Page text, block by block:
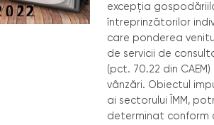
excepţia
întreprinzătorilor
care ponderea
de servicii de
(pct. 70.22 din
vânzări. Obiectul
ai sectorului ÎMM,
determinat conform